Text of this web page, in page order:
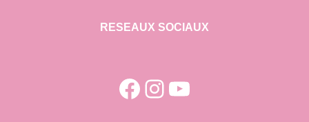
RESEAUX SOCIAUX
Facebook
Instagram
YouTube